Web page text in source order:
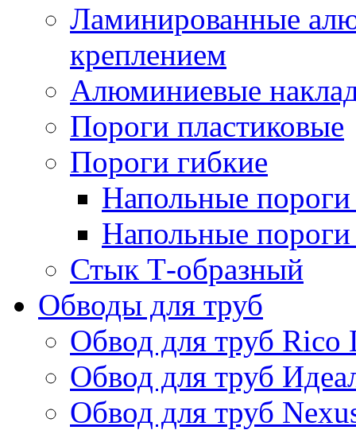
Ламинированные
креплением
Алюминиевые
Пороги пластиковые
Пороги гибкие
Напольные
Напольные
Стык Т-образный
Обводы для труб
Обвод для труб Rico
Обвод для труб
Обвод для труб